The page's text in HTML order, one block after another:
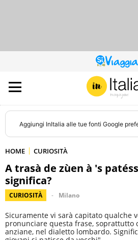
QUESTO
SITO
DI
Aggiungi InItalia alle tue fonti Google
HOME CURIOSITÀ
A trasà de zùen à 's
significa?
CURIOSITÀ Milano
Sicuramente vi sarà capitato qualche
pronunciare questa frase, soprattutto
anziane, nel dialetto lombardo.